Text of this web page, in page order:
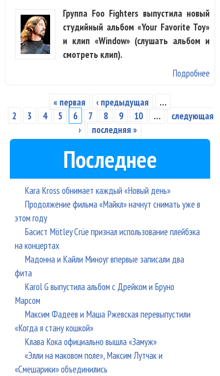
Группа Foo Fighters выпустила новый
студийный альбом «Your Favorite Toy»
и клип «Window» (слушать альбом и
смотреть клип).
Подробнее
Страницы
« первая ‹ предыдущая
…
2
3 4 5 6 7 8 9 10 …
следующая
›
последняя »
Последнее
Kara Kross обнимает каждый «Новый день»
Продолжение фильма «Майкл» начнут снимать уже в
этом году
Басист Mötley Crüe признал использование плейбэка
на концертах
Мадонна и Кайли Миноуг впервые записали два
фита
Karol G выпустила альбом с Дрейком и Бруно
Марсом
Максим Фадеев и Маша Ржевская перевыпустили
«Когда я стану кошкой»
Клава Кока официально вышла «Замуж»
«Элли на маковом поле», Максим Лутчак и
«Смешарики» объединились